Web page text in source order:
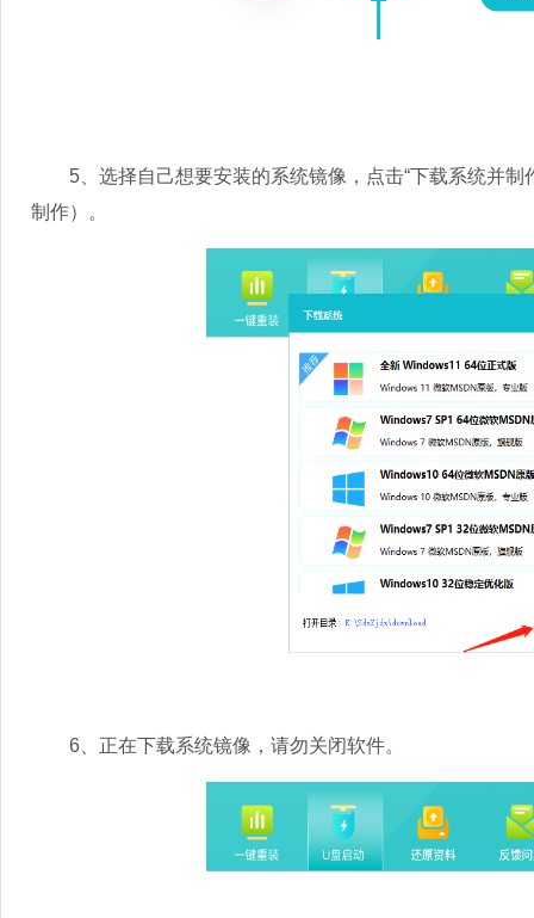
5、选择自己想要安装的系统镜像，点击“下载系统并制
制作）。
6、正在下载系统镜像，请勿关闭软件。